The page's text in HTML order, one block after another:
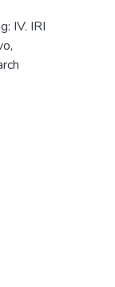
IV. IRI